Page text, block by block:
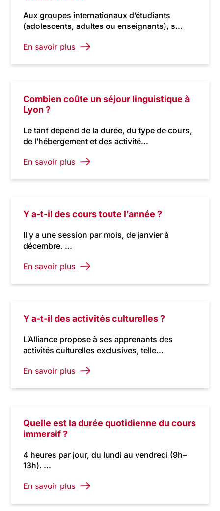
Aux groupes internationaux d’étudiants
(adolescents, adultes ou enseignants), s...
En savoir plus
Combien coûte un séjour linguistique à
Lyon ?
Le tarif dépend de la durée, du type de cours,
de l’hébergement et des activité...
En savoir plus
Y a-t-il des cours toute l’année ?
Il y a une session par mois, de janvier à
décembre. ...
En savoir plus
Y a-t-il des activités culturelles ?
L’Alliance propose à ses apprenants des
activités culturelles exclusives, telle...
En savoir plus
Quelle est la durée quotidienne du cours
immersif ?
4 heures par jour, du lundi au vendredi (9h–
13h). ...
En savoir plus